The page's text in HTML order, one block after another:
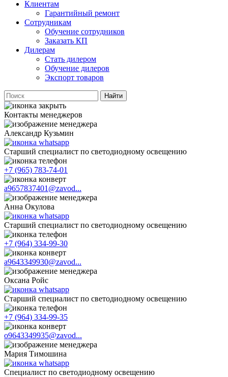
Клиентам
Гарантийный ремонт
Сотрудникам
Обучение сотрудников
Заказать КП
Дилерам
Стать дилером
Обучение дилеров
Экспорт товаров
Найти
Контакты менеджеров
Александр Кузьмин
Старший специалист по светодиодному освещению
+7 (965) 783-74-01
a9657837401@zavod...
Анна Окулова
Старший специалист по светодиодному освещению
+7 (964) 334-99-30
a9643349930@zavod...
Оксана Ройс
Старший специалист по светодиодному освещению
+7 (964) 334-99-35
o9643349935@zavod...
Мария Тимошина
Cпециалист по светодиодному освещению